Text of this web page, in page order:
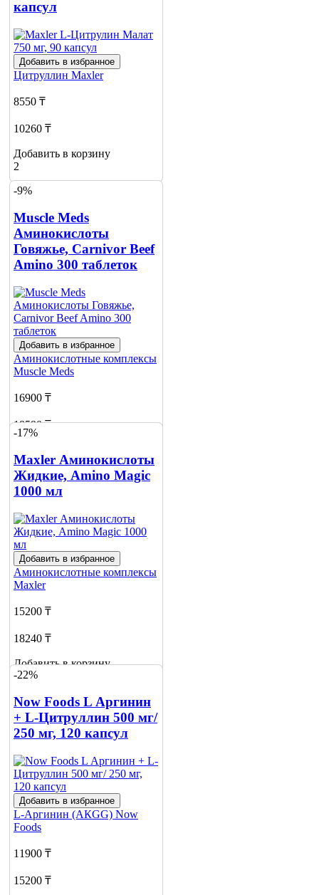
капсул
Добавить в избранное
Цитруллин Maxler
8550 ₸
10260 ₸
Добавить в корзину
2
-9%
Muscle Meds
Аминокислоты
Говяжье, Carnivor Beef
Amino 300 таблеток
Добавить в избранное
Аминокислотные комплексы
Muscle Meds
16900 ₸
18590 ₸
6
-17%
Maxler Аминокислоты
Жидкие, Amino Magic
1000 мл
Добавить в избранное
Аминокислотные комплексы
Maxler
15200 ₸
18240 ₸
Добавить в корзину
2
-22%
Now Foods L Аргинин
+ L-Цитруллин 500 мг/
250 мг, 120 капсул
Добавить в избранное
L-Аргинин (АКGG) Now
Foods
11900 ₸
15200 ₸